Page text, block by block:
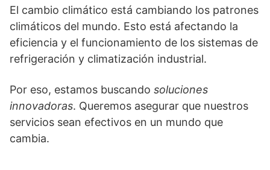
El cambio climático está cambiando los patrones
climáticos del mundo. Esto está afectando la
eficiencia y el funcionamiento de los sistemas de
refrigeración y climatización industrial.
Por eso, estamos buscando soluciones
innovadoras. Queremos asegurar que nuestros
servicios sean efectivos en un mundo que
cambia.